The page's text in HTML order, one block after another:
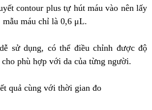
contour plus tự hút máu vào nên lấy
máu chỉ là 0,6 μL.
sử dụng, có thể điều chỉnh được độ
phù hợp với da của từng người.
quả cùng với thời gian đo